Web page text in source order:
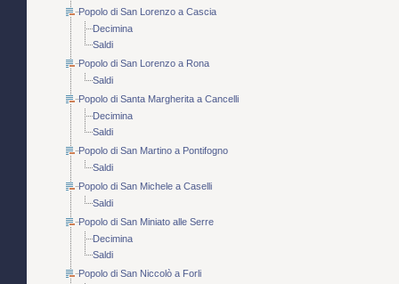
Popolo di San Lorenzo a Cascia
Decimina
Saldi
Popolo di San Lorenzo a Rona
Saldi
Popolo di Santa Margherita a Cancelli
Decimina
Saldi
Popolo di San Martino a Pontifogno
Saldi
Popolo di San Michele a Caselli
Saldi
Popolo di San Miniato alle Serre
Decimina
Saldi
Popolo di San Niccolò a Forli